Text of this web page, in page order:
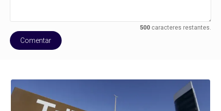
500caracteres restantes.
Comentar